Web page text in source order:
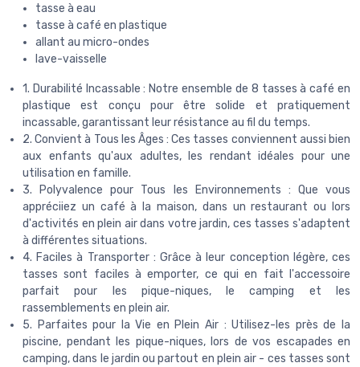
tasse à eau
tasse à café en plastique
allant au micro-ondes
lave-vaisselle
1. Durabilité Incassable : Notre ensemble de 8 tasses à café en
plastique est conçu pour être solide et pratiquement
incassable, garantissant leur résistance au fil du temps.
2. Convient à Tous les Âges : Ces tasses conviennent aussi bien
aux enfants qu'aux adultes, les rendant idéales pour une
utilisation en famille.
3. Polyvalence pour Tous les Environnements : Que vous
appréciiez un café à la maison, dans un restaurant ou lors
d'activités en plein air dans votre jardin, ces tasses s'adaptent
à différentes situations.
4. Faciles à Transporter : Grâce à leur conception légère, ces
tasses sont faciles à emporter, ce qui en fait l'accessoire
parfait pour les pique-niques, le camping et les
rassemblements en plein air.
5. Parfaites pour la Vie en Plein Air : Utilisez-les près de la
piscine, pendant les pique-niques, lors de vos escapades en
camping, dans le jardin ou partout en plein air - ces tasses sont